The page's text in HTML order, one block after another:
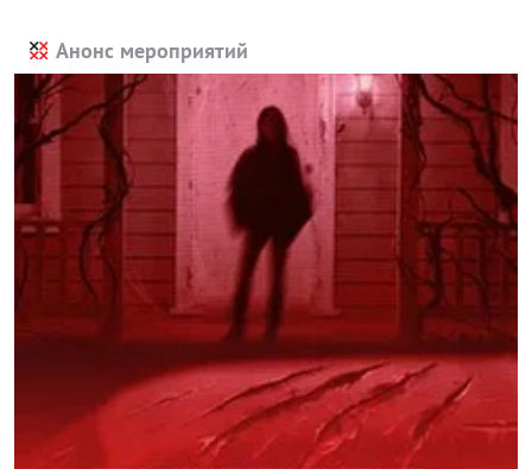
Анонс мероприятий